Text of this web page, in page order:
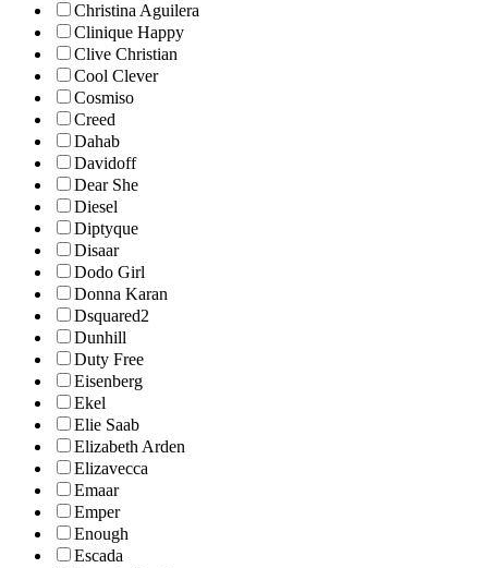
Christina Aguilera
Clinique Happy
Clive Christian
Cool Clever
Cosmiso
Creed
Dahab
Davidoff
Dear She
Diesel
Diptyque
Disaar
Dodo Girl
Donna Karan
Dsquared2
Dunhill
Duty Free
Eisenberg
Ekel
Elie Saab
Elizabeth Arden
Elizavecca
Emaar
Emper
Enough
Escada